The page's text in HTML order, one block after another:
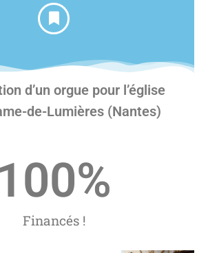
d’un orgue pour l’église
de-Lumières (Nantes)
Financés !
100%